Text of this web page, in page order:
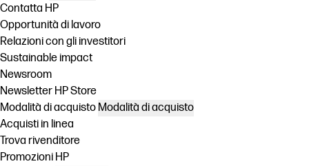
Contatta HP
Opportunità di lavoro
Relazioni con gli investitori
Sustainable impact
Newsroom
Newsletter HP Store
Modalità di acquisto Modalità di acquisto
Acquisti in linea
Trova rivenditore
Promozioni HP